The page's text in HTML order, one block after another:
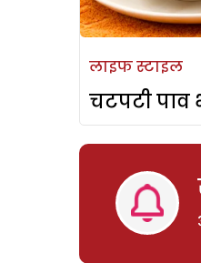
लाइफ स्टाइल
चटपटी पाव